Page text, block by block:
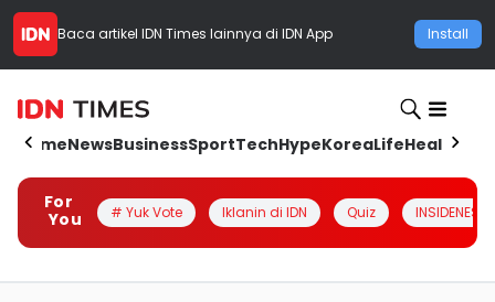
Baca artikel IDN Times lainnya di IDN App Install
HomeNewsBusinessSportTechHypeKoreaLifeHealth
For
You
# Yuk Vote Iklanin di IDN Quiz INSIDENESIA